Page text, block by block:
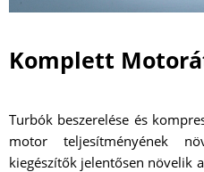
Komplett
Turbók beszerelése és
motor teljesítményének
kiegészítők jelentősen növelik